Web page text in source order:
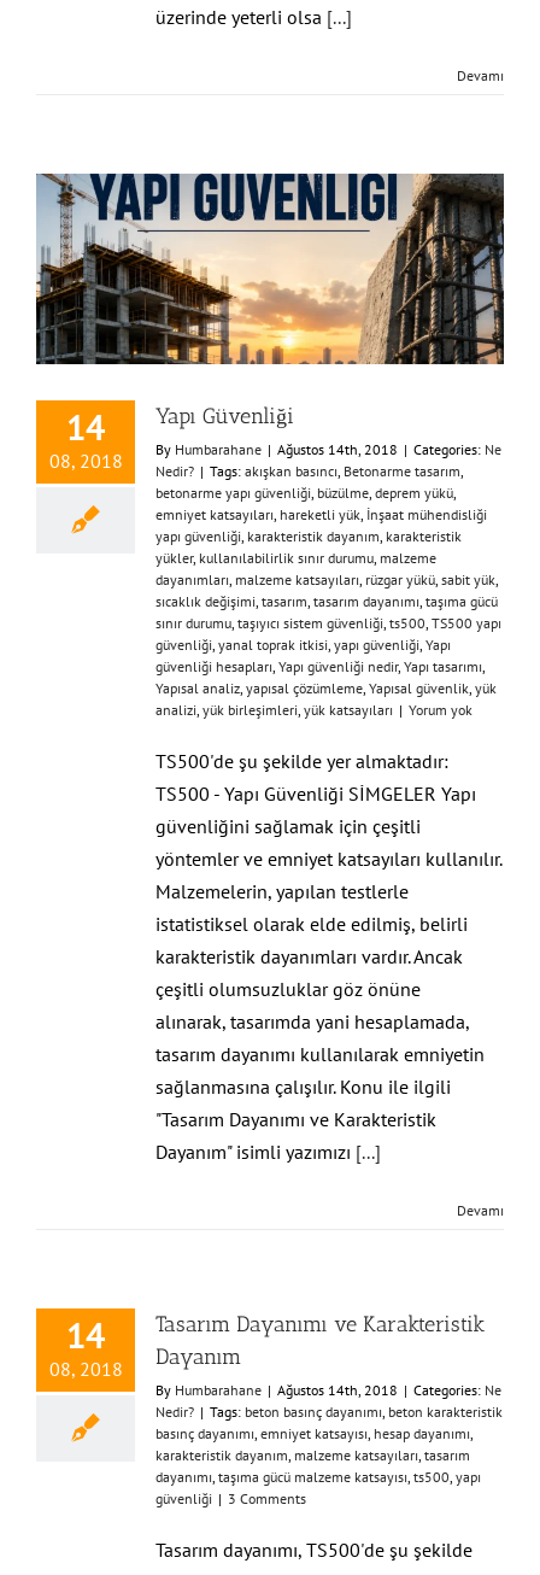
üzerinde yeterli olsa [...]
Devamı
14
08, 2018
Yapı Güvenliği
By Humbarahane | Ağustos 14th, 2018 | Categories: Ne
Nedir? | Tags: akışkan basıncı Betonarme tasarım
betonarme yapı güvenliği büzülme deprem yükü
emniyet katsayıları hareketli yük İnşaat mühendisliği
yapı güvenliği karakteristik dayanım karakteristik
yükler, kullanılabilirlik sınır durumu malzeme
dayanımları malzeme katsayıları rüzgar yükü sabit yük
sıcaklık değişimi tasarım tasarım dayanımı taşıma gücü
sınır durumu taşıyıcı sistem güvenliği ts500 TS500 yapı
güvenliği yanal toprak itkisi yapı güvenliği Yapı
güvenliği hesapları Yapı güvenliği nedir, Yapı tasarımı
Yapısal analiz yapısal çözümleme Yapısal güvenlik yük
analizi yük birleşimleri yük katsayıları | Yorum yok
TS500'de şu şekilde yer almaktadır:
TS500 - Yapı Güvenliği SİMGELER Yapı
güvenliğini sağlamak için çeşitli
yöntemler ve emniyet katsayıları kullanılır.
Malzemelerin, yapılan testlerle
istatistiksel olarak elde edilmiş, belirli
karakteristik dayanımları vardır. Ancak
çeşitli olumsuzluklar göz önüne
alınarak, tasarımda yani hesaplamada,
tasarım dayanımı kullanılarak emniyetin
sağlanmasına çalışılır. Konu ile ilgili
"Tasarım Dayanımı ve Karakteristik
Dayanım" isimli yazımızı [...]
Devamı
14
08, 2018
Tasarım Dayanımı ve Karakteristik
Dayanım
By Humbarahane | Ağustos 14th, 2018 | Categories: Ne
Nedir? | Tags: beton basınç dayanımı beton karakteristik
basınç dayanımı emniyet katsayısı hesap dayanımı
karakteristik dayanım malzeme katsayıları tasarım
dayanımı taşıma gücü malzeme katsayısı ts500 yapı
güvenliği | 3 Comments
Tasarım dayanımı, TS500'de şu şekilde